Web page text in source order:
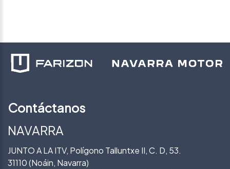
Contáctanos
NAVARRA
JUNTO A LA ITV, Polígono Talluntxe II, C. D, 53.
31110 (Noáin, Navarra)